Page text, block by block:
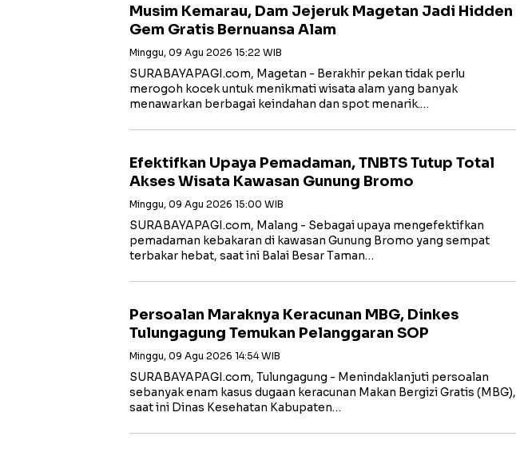
Musim Kemarau, Dam Jejeruk Magetan Jadi Hidden
Gem Gratis Bernuansa Alam
Minggu, 09 Agu 2026 15:22 WIB
SURABAYAPAGI.com, Magetan - Berakhir pekan tidak perlu
merogoh kocek untuk menikmati wisata alam yang banyak
menawarkan berbagai keindahan dan spot menarik.…
Efektifkan Upaya Pemadaman, TNBTS Tutup Total
Akses Wisata Kawasan Gunung Bromo
Minggu, 09 Agu 2026 15:00 WIB
SURABAYAPAGI.com, Malang - Sebagai upaya mengefektifkan
pemadaman kebakaran di kawasan Gunung Bromo yang sempat
terbakar hebat, saat ini Balai Besar Taman…
Persoalan Maraknya Keracunan MBG, Dinkes
Tulungagung Temukan Pelanggaran SOP
Minggu, 09 Agu 2026 14:54 WIB
SURABAYAPAGI.com, Tulungagung - Menindaklanjuti persoalan
sebanyak enam kasus dugaan keracunan Makan Bergizi Gratis (MBG),
saat ini Dinas Kesehatan Kabupaten…